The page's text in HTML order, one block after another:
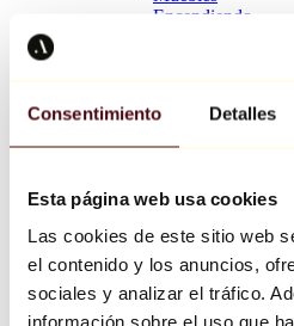
Consentimiento Detalles
Esta página web usa cookies
Las cookies de este sitio web
el contenido y los anuncios,
sociales y analizar el tráfico.
información sobre el uso que
Encendiendo
Richard Orlinski
Keith Haring
Jeff Koons
Jean-Michel
Todos los
Obra de la semana